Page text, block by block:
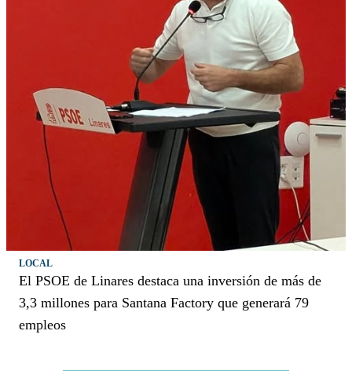
LOCAL
El PSOE de Linares destaca una inversión de más de
3,3 millones para Santana Factory que generará 79
empleos